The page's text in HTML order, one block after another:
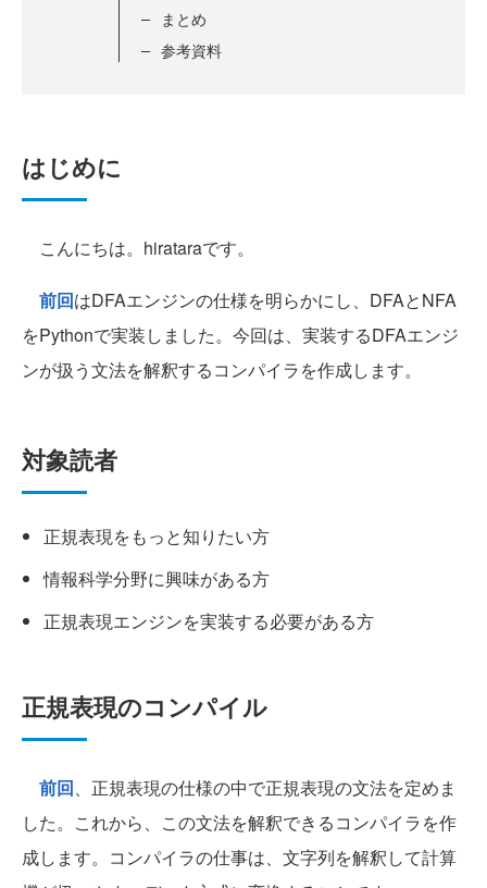
まとめ
参考資料
はじめに
こんにちは。hirataraです。
前回はDFAエンジンの仕様を明らかにし、DFAとNFA
をPythonで実装しました。今回は、実装するDFAエンジ
ンが扱う文法を解釈するコンパイラを作成します。
対象読者
正規表現をもっと知りたい方
情報科学分野に興味がある方
正規表現エンジンを実装する必要がある方
正規表現のコンパイル
前回、正規表現の仕様の中で正規表現の文法を定めま
した。これから、この文法を解釈できるコンパイラを作
成します。コンパイラの仕事は、文字列を解釈して計算